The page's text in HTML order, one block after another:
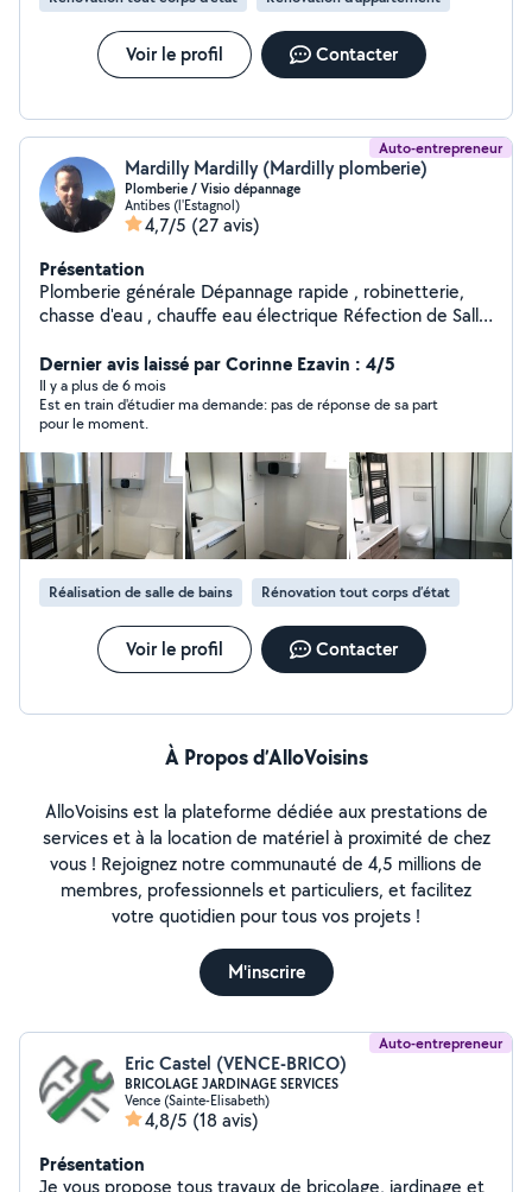
Voir le profil Contacter
Auto-entrepreneur
Mardilly Mardilly (Mardilly plomberie)
Plomberie / Visio dépannage
Antibes (l'Estagnol)
4,7/5 (27 avis)
Présentation
Plomberie générale Dépannage rapide , robinetterie,
chasse d'eau , chauffe eau électrique Réfection de Salle
traitement des eaux / solution contre le calcaire (
adoucisseur, filtration) . Je peux vous accompagner
également en Visio dépannage si vous avez besoin
d'assistance pour faire vous-même même votre
dépannage. à partir de 29 euros les 20 mn .
Accompagnement, possible aussi dans des projets, plus
ambitieux de travaux, tel que rénovation Salle De Bain,
ou autres Devis gratuit
Dernier avis laissé par Corinne Ezavin : 4/5
Il y a plus de 6 mois
Est en train d'étudier ma demande: pas de réponse de sa part
pour le moment.
Réalisation de salle de bains Rénovation tout corps d’état
Voir le profil Contacter
À Propos d’AlloVoisins
AlloVoisins est la plateforme dédiée aux prestations de
services et à la location de matériel à proximité de chez
vous ! Rejoignez notre communauté de 4,5 millions de
membres, professionnels et particuliers, et facilitez
votre quotidien pour tous vos projets !
M'inscrire
Auto-entrepreneur
Eric Castel (VENCE-BRICO)
BRICOLAGE JARDINAGE SERVICES
Vence (Sainte-Elisabeth)
4,8/5 (18 avis)
Présentation
Je vous propose tous travaux de bricolage, jardinage et